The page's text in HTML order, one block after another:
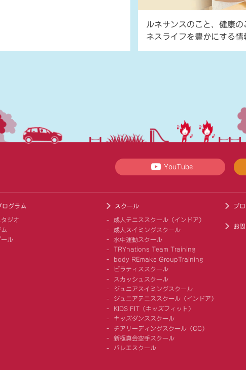
ルネサンスのこと、健康
ネスライフを豊かにする情
YouTube
ログラム
タジオ
ム
ール
スクール
成人テニススクール（インドア）
成人スイミングスクール
水中運動スクール
TRYnations Team Training
body REmake GroupTraining
ピラティススクール
スカッシュスクール
ジュニアスイミングスクール
ジュニアテニススクール（インドア）
KIDS FIT（キッズフィット）
キッズダンススクール
チアリーディングスクール（CC）
新極真会空手スクール
バレエスクール
ブ
お